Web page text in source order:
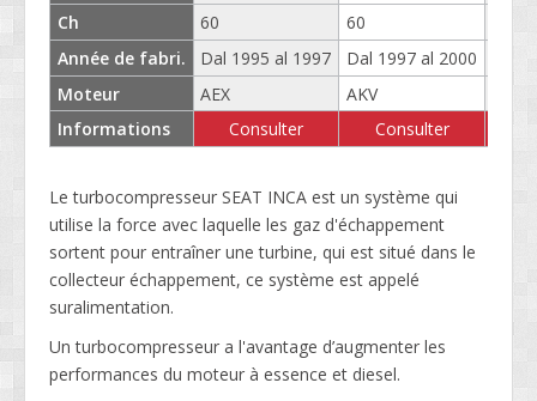
Ch
Année de fabri.
Moteur
Informations
60
Dal 1995 al 1997
AEX
Consulter
60
Dal 1997 al 2000
AKV
Consulter
Le turbocompresseur SEAT INCA est un système qui
utilise la force avec laquelle les gaz d'échappement
sortent pour entraîner une turbine, qui est situé dans le
collecteur échappement, ce système est appelé
suralimentation.
Un turbocompresseur a l'avantage d’augmenter les
performances du moteur à essence et diesel.